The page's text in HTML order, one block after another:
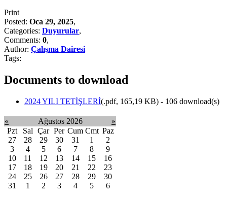
Print
Posted: Oca 29, 2025,
Categories: Duyurular,
Comments: 0,
Author: Çalışma Dairesi
Tags:
Documents to download
2024 YILI TETİŞLERİ(.pdf, 165,19 KB) - 106 download(s)
« Ağustos 2026
»
Pzt
Sal Çar Per Cum Cmt Paz
27
28 29 30 31 1
2
3
4 5 6 7 8
9
10
11 12 13 14 15
16
17
18 19 20 21 22
23
24
25 26 27 28 29
30
31
1 2 3 4 5 6